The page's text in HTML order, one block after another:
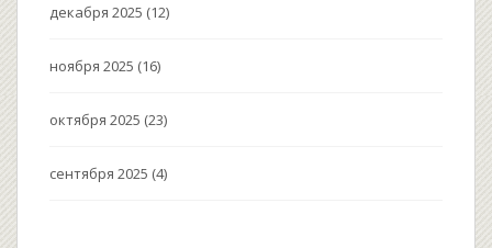
декабря 2025 (12)
ноября 2025 (16)
октября 2025 (23)
сентября 2025 (4)